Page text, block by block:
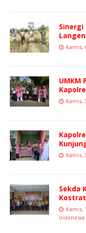
Sinergi
Kamis,
UMKM
Kamis,
Kamis,
Sekda
Kamis,
Indonesia